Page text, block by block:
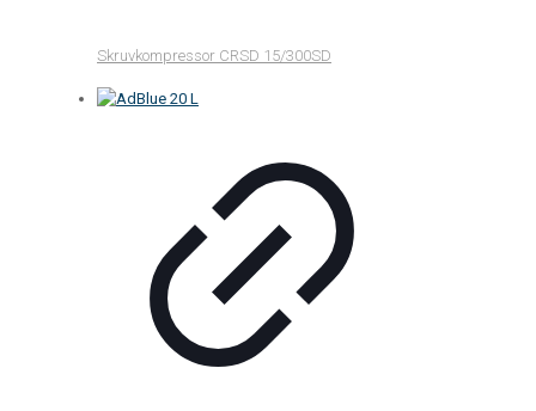
Skruvkompressor CRSD 15/300SD